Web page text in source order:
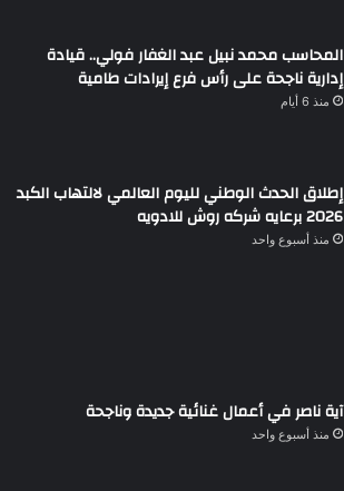
المحاسب محمد نبيل عبد الغفار فولي.. قيادة
إدارية ناجحة على رأس فرع إيرادات طامية
منذ 6 أيام
إطلاق الحدث الوطني لليوم العالمي لالتهاب الكبد
2026 برعايه شركه روش للادويه
منذ أسبوع واحد
آية ناصر في أعمال غنائية جديدة وناجحة
منذ أسبوع واحد